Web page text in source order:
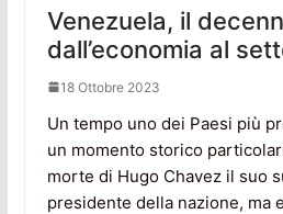
Venezuela, il
dall’economia al
18 Ottobre 2023
Un tempo uno dei Paesi più
un momento storico
morte di Hugo Chavez il suo
presidente della nazione, ma